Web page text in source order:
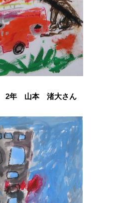
2年 山本 渚大さん